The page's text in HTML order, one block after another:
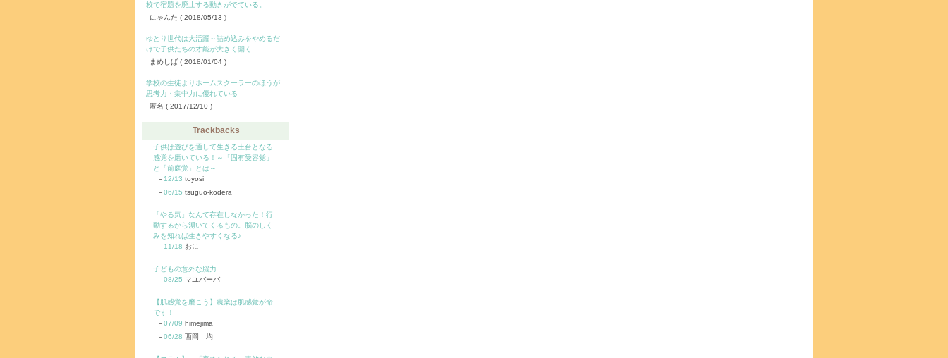
校で宿題を廃止する動きがでている。
にゃんた ( 2018/05/13 )
ゆとり世代は大活躍～詰め込みをやめるだ
けで子供たちの才能が大きく開く
まめしば ( 2018/01/04 )
学校の生徒よりホームスクーラーのほうが
思考力・集中力に優れている
匿名 ( 2017/12/10 )
Trackbacks
子供は遊びを通して生きる土台となる
感覚を磨いている！～「固有受容覚」
と「前庭覚」とは～
12/13 toyosi
06/15 tsuguo-kodera
「やる気」なんて存在しなかった！行
動するから湧いてくるもの。脳のしく
みを知れば生きやすくなる♪
11/18 おに
子どもの意外な脳力
08/25 マユバーバ
【肌感覚を磨こう】農業は肌感覚が命
です！
07/09 himejima
06/28 西岡 均